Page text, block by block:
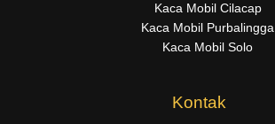
Kaca Mobil Cilacap
Kaca Mobil Purbalingga
Kaca Mobil Solo
Kontak